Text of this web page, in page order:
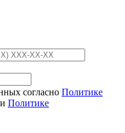
согласно Политике
и Политике